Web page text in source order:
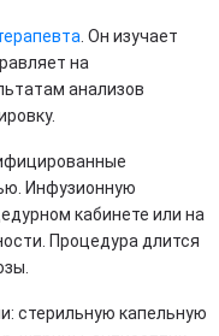
. Он изучает
на
анализов
Инфузионную
кабинете или на
Процедура длится
стерильную капельную